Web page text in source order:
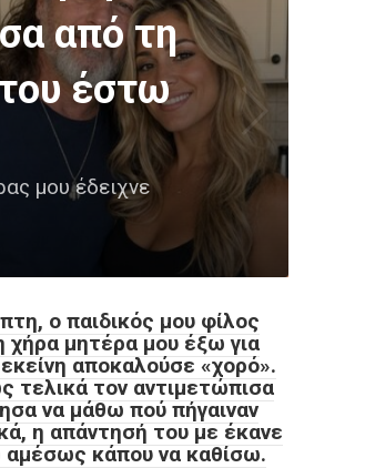
από τη
έστω
μου έδειχνε
ο παιδικός μου φίλος
χήρα μητέρα μου έξω για
αποκαλούσε «χορό».
τελικά τον αντιμετώπισα
να μάθω πού πήγαιναν
η απάντησή του με έκανε
κάπου να καθίσω.